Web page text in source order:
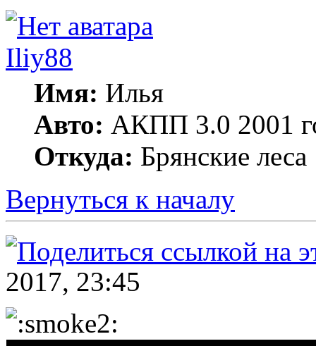
Iliy88
Имя: Илья
Авто: АКПП 3.0 2001
Откуда: Брянские леса
Вернуться к началу
2017, 23:45